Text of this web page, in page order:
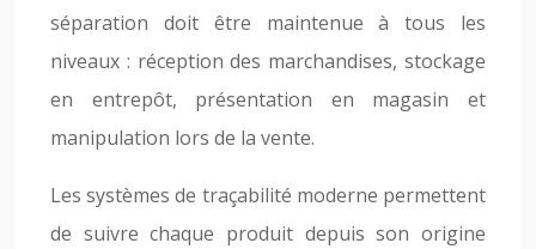
séparation doit être maintenue à tous les
niveaux : réception des marchandises, stockage
en entrepôt, présentation en magasin et
manipulation lors de la vente.
Les systèmes de traçabilité moderne permettent
de suivre chaque produit depuis son origine